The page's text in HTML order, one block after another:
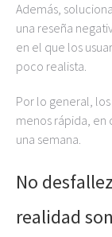
Además,
una reseña
en el que los
poco realista.
Por lo general,
menos rápida, en
una semana.
No
realidad